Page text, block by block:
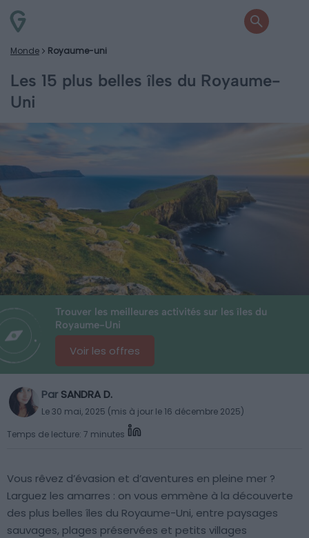
Monde Royaume-uni
Les 15 plus belles îles du Royaume-
Uni
Trouver les meilleures activités sur les îles du
Royaume-Uni
Voir les offres
Par SANDRA D.
Le 30 mai, 2025 (mis à jour le 16 décembre 2025)
Temps de lecture: 7 minutes
Vous rêvez d’évasion et d’aventures en pleine mer ?
Larguez les amarres : on vous emmène à la découverte
des plus belles îles du Royaume-Uni, entre paysages
sauvages, plages préservées et petits villages